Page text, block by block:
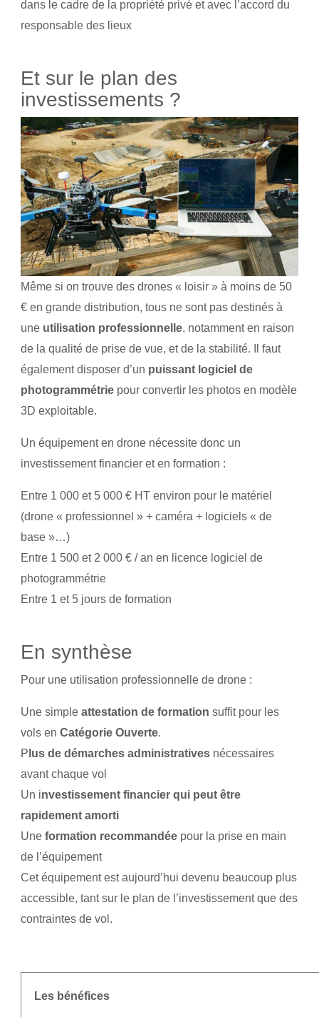
dans le cadre de la propriété privé et avec l’accord du
responsable des lieux
Et sur le plan des
investissements ?
Même si on trouve des drones « loisir » à moins de 50
€ en grande distribution, tous ne sont pas destinés à
une utilisation professionnelle, notamment en raison
de la qualité de prise de vue, et de la stabilité. Il faut
également disposer d’un puissant logiciel de
photogrammétriepour convertir les photos en modèle
3D exploitable.
Un équipement en drone nécessite donc un
investissement financier et en formation :
Entre 1 000 et 5 000 € HT environ pour le matériel
(drone « professionnel » + caméra + logiciels « de
base »…)
Entre 1 500 et 2 000 € / an en licence logiciel de
photogrammétrie
Entre 1 et 5 jours de formation
En synthèse
Pour une utilisation professionnelle de drone :
Une simple attestation de formation suffit pour les
vols en Catégorie Ouverte.
P lus de démarches administrativesnécessaires
avant chaque vol
Un investissement financier qui peut être
rapidement amorti
Une formation recommandéepour la prise en main
de l’équipement
Cet équipement est aujourd’hui devenu beaucoup plus
accessible, tant sur le plan de l’investissement que des
contraintes de vol.
Les bénéfices